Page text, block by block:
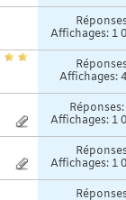
Affichages: 1
Affichages:
Affichages: 1
Affichages: 1